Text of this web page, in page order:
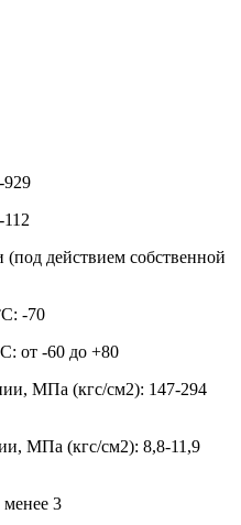
929
действием собственной
-70
от -60 до +80
МПа (кгс/см2): 147-294
МПа (кгс/см2): 8,8-11,9
3